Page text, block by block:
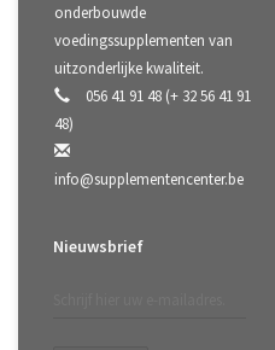
onderbouwde
voedingssupplementen van
uitzonderlijke kwaliteit.
056 41 91 48 (+ 32 56 41 91
48)
info@supplementencenter.be
Nieuwsbrief